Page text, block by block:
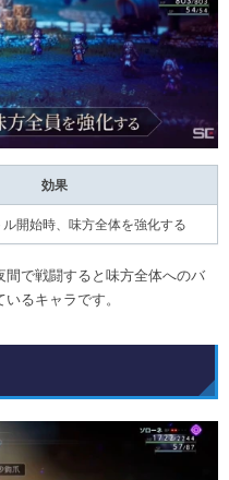
効果
開始時、味方全体を強化する
間で戦闘すると味方全体へのバ
るキャラです。